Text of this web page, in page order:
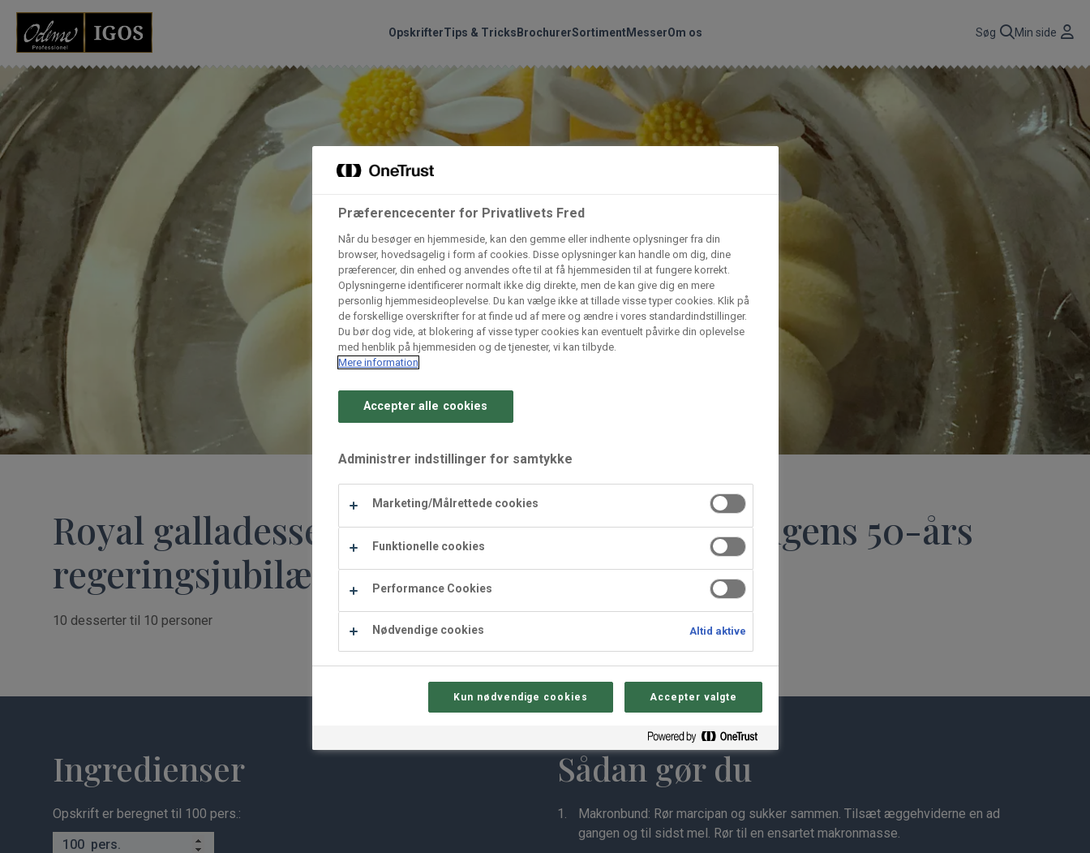
OpskrifterTips & TricksBrochurerSortimentMesserOm os Søg Min side
Royal galladessert serveret til H. M. Dronningens 50-års
regeringsjubilæum
10 desserter til 10 personer
Ingredienser
Opskrift er beregnet til 100 pers.:
pers.
Sådan gør du
Makronbund: Rør marcipan og sukker sammen. Tilsæt æggehviderne en ad
gangen og til sidst mel. Rør til en ensartet makronmasse.
Søg
Grossister der forhandler vores produkter
AB Catering A/S Arctic Import BC Catering A/S
Condi ApS Dagrofa Foodservice Gima Catering A/S
Hørkram Foodservice A/S INCO Cash & Carry L. C. Lauritzen A/S
Procater ApS Vaffelexpressen Vaffelgrossisten Waffle Barons
Waffle Supply
Gem dine favoritter!
personlige samling af favoritopskrifter eller produkter.
Bliv medlem af Odense Marcipan's professionelle fællesskab og få
hvor som helst.
Log ind Opret profil
Præferencecenter for Privatlivets Fred
Når du besøger en hjemmeside, kan den gemme eller indhente oplysninger fra din
browser, hovedsagelig i form af cookies. Disse oplysninger kan handle om dig, dine
præferencer, din enhed og anvendes ofte til at få hjemmesiden til at fungere korrekt.
Oplysningerne identificerer normalt ikke dig direkte, men de kan give dig en mere
personlig hjemmesideoplevelse. Du kan vælge ikke at tillade visse typer cookies. Klik på
de forskellige overskrifter for at finde ud af mere og ændre i vores standardindstillinger.
Du bør dog vide, at blokering af visse typer cookies kan eventuelt påvirke din oplevelse
med henblik på hjemmesiden og de tjenester, vi kan tilbyde.
Mere information
Accepter alle cookies
Administrer indstillinger for samtykke
Marketing/Målrettede cookies
Funktionelle cookies
Performance Cookies
Nødvendige cookies Altid aktive
Kun nødvendige cookies Accepter valgte